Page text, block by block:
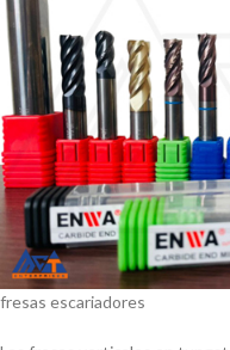
fresas escariadores